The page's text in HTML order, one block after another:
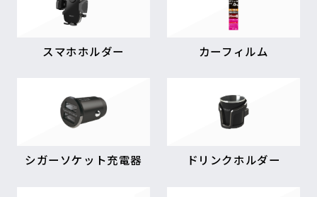
スマホホルダー カーフィルム
シガーソケット充電器 ドリンクホルダー